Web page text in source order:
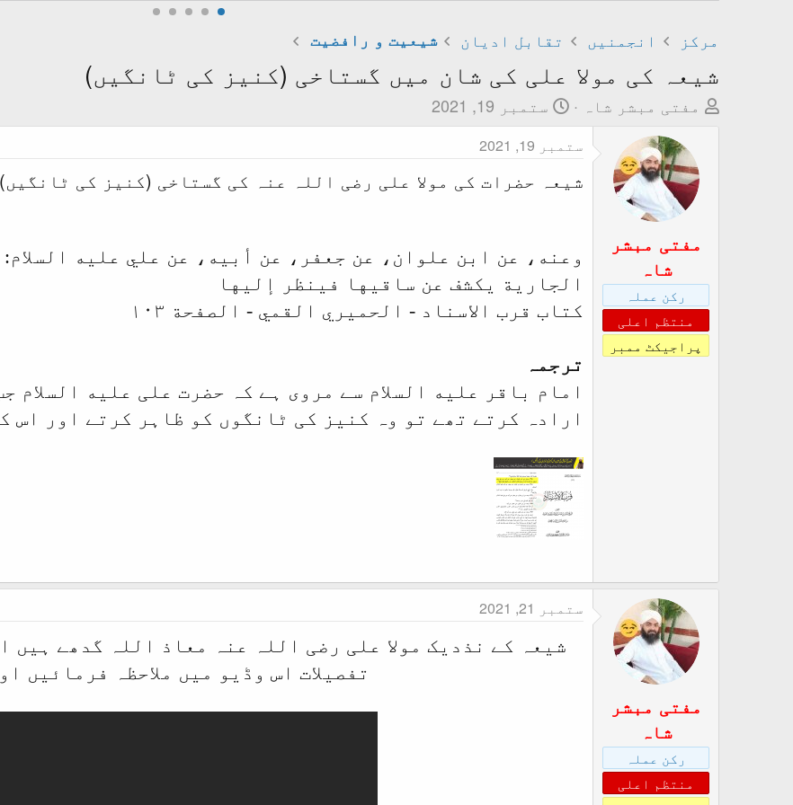
مرکز انجمنیں تقابل ادیان شیعیت و رافضیت
شیعہ کی مولا علی کی شان میں گستاخی (کنیز کی ٹانگیں)
T
e
a
a
r
t
e
مفتی مبشر شاہ
ت
ا
ر
خ
ت
د
ء
ستمبر 19, 2021
مفتی مبشر
شاہ
رکن عملہ
منتظم اعلی
پراجیکٹ ممبر
ستمبر 19, 2021
شیعہ حضرات کی مولا علی رضی اللہ عنہ کی گستاخی (کنیز کی ٹانگیں)
وعنه، عن ابن علوان، عن جعفر، عن أبيه، عن علي عليه
الجارية يكشف عن ساقيها فينظر إليها
کتاب قرب الاسناد - الحميري القمي - الصفحة ١٠٣
ترجمہ
امام باقر عليه السلام سے مروی ہے کہ حضرت علی عليه السلام
ارادہ کرتے تھے تو وہ کنیز کی ٹانگوں کو ظاہر کرتے اور اس
مفتی مبشر
شاہ
رکن عملہ
منتظم اعلی
ستمبر 21, 2021
شیعہ کے نذدیک مولا علی رضی اللہ عنہ معاذ اللہ گدھے ہیں
تفصیلات اس وڈیو میں ملاحظہ فرمائیں